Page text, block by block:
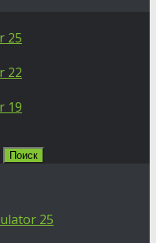
25
22
19
25